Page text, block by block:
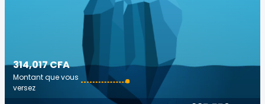
314,017 CFA
Montant que vous
versez